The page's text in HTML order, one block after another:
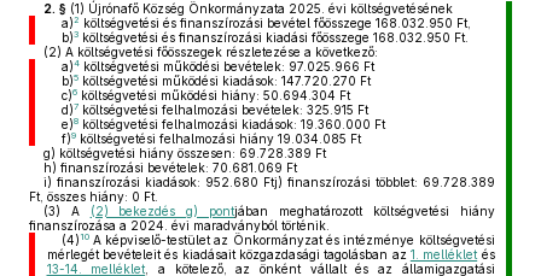
2. § (1) Újrónafő Község Önkormányzata 2025. évi költségvetésének
a)2 költségvetési és finanszírozási bevétel főösszege 168.032.950 Ft,
b)3költségvetési és finanszírozási kiadási főösszege 168.032.950 Ft.
(2) A költségvetési főösszegek részletezése a következő:
a)4költségvetési működési bevételek: 97.025.966 Ft
b)5költségvetési működési kiadások: 147.720.270 Ft
c)6költségvetési működési hiány: 50.694.304 Ft
d)7költségvetési felhalmozási bevételek: 325.915 Ft
e)8költségvetési felhalmozási kiadások: 19.360.000 Ft
f)9költségvetési felhalmozási hiány 19.034.085 Ft
g) költségvetési hiány összesen: 69.728.389 Ft
h) finanszírozási bevételek: 70.681.069 Ft
i) finanszírozási kiadások: 952.680 Ftj) finanszírozási többlet: 69.728.389
Ft, összes hiány: 0 Ft.
(3) A (2) bekezdés g) pontjában meghatározott költségvetési hiány
finanszírozása a 2024. évi maradványból történik.
(4) 10A képviselő-testület az Önkormányzat és intézménye költségvetési
mérlegét bevételeit és kiadásait közgazdasági tagolásban az 1. melléklet és
13-14. melléklet , a kötelező, az önként vállalt és az államigazgatási